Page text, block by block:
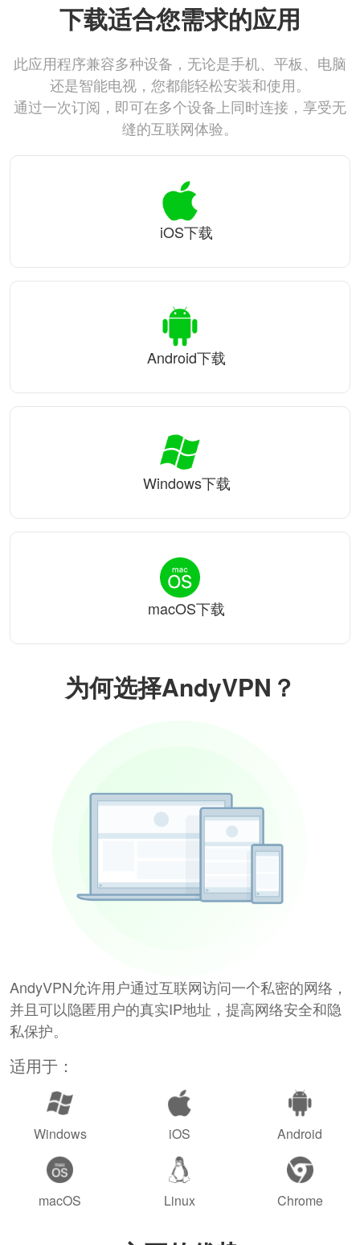
为何选择AndyVPN？
AndyVPN允许用户通过互联网访问一个私密的网络，
并且可以隐匿用户的真实IP地址，提高网络安全和隐
私保护。
适用于：
Windows iOS Android
macOS Linux Chrome
下载适合您需求的应用
此应用程序兼容多种设备，无论是手机、平板、电脑
还是智能电视，您都能轻松安装和使用。
通过一次订阅，即可在多个设备上同时连接，享受无
缝的互联网体验。
iOS下载
Android下载
Windows下载
macOS下载